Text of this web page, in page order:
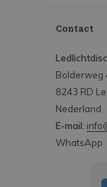
Contact
Bolderweg
8243 RD
Nederland
E-mail:
WhatsApp